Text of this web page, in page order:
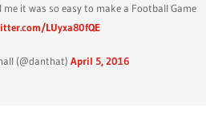
it was so easy to make a Football Game
LUyxa80fQE
(@danthat) April 5, 2016